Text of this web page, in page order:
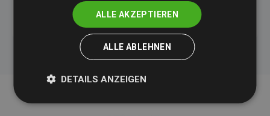
Initiative Websites, die Klimaprojekte unterstützen
ALLE AKZEPTIEREN
ALLE ABLEHNEN
DETAILS ANZEIGEN